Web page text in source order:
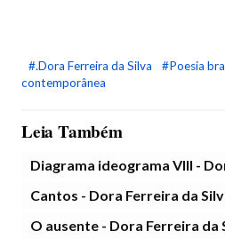
#.Dora Ferreira da Silva #Poesia
contemporânea
Leia Também
Diagrama ideograma VIII -
Cantos - Dora Ferreira da
O ausente - Dora Ferreira da